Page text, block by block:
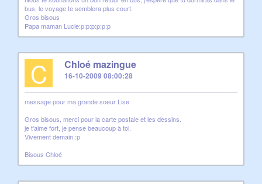
bus, le voyage te semblera plus court.
Gros bisous
Papa maman Lucie:p:p:p:p:p:p
C Chloé mazingue
16-10-2009 08:00:28
message pour ma grande soeur Lise
Gros bisous, merci pour la carte postale et les dessins.
je t'aime fort, je pense beaucoup à toi.
Vivement demain.:p
Bisous Chloé